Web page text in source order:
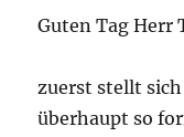
Guten Tag Herr
zuerst stellt
überhaupt so